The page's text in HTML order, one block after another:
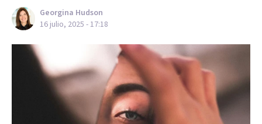
Georgina Hudson
16 julio, 2025 - 17:18